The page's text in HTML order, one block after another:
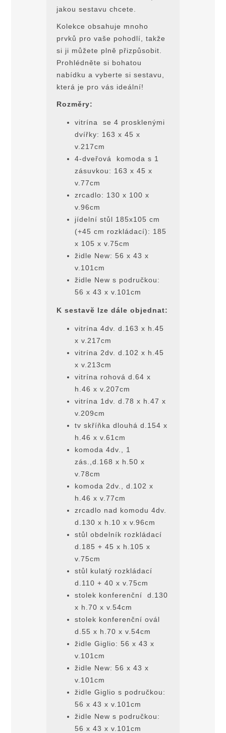
jakou sestavu chcete.
Kolekce obsahuje mnoho
prvků pro vaše pohodlí, takže
si ji můžete plně přizpůsobit.
Prohlédněte si bohatou
nabídku a vyberte si sestavu,
která je pro vás ideální!
Rozměry:
vitrína se 4 prosklenými
dvířky: 163 x 45 x
v.217cm
4-dveřová komoda s 1
zásuvkou: 163 x 45 x
v.77cm
zrcadlo: 130 x 100 x
v.96cm
jídelní stůl 185x105 cm
(+45 cm rozkládací): 185
x 105 x v.75cm
židle New: 56 x 43 x
v.101cm
židle New s područkou:
56 x 43 x v.101cm
K sestavĕ lze dále objednat:
vitrína 4dv. d.163 x h.45
x v.217cm
vitrína 2dv. d.102 x h.45
x v.213cm
vitrína rohová d.64 x
h.46 x v.207cm
vitrína 1dv. d.78 x h.47 x
v.209cm
tv skříňka dlouhá d.154 x
h.46 x v.61cm
komoda 4dv., 1
zás.,d.168 x h.50 x
v.78cm
komoda 2dv., d.102 x
h.46 x v.77cm
zrcadlo nad komodu 4dv.
d.130 x h.10 x v.96cm
stůl obdelník rozkládací
d.185 + 45 x h.105 x
v.75cm
stůl kulatý rozkládací
d.110 + 40 x v.75cm
stolek konferenční d.130
x h.70 x v.54cm
stolek konferenční ovál
d.55 x h.70 x v.54cm
židle Giglio: 56 x 43 x
v.101cm
židle New: 56 x 43 x
v.101cm
židle Giglio s područkou:
56 x 43 x v.101cm
židle New s područkou:
56 x 43 x v.101cm